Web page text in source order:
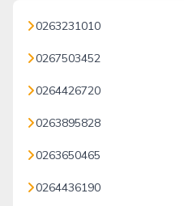
0263231010
0267503452
0264426720
0263895828
0263650465
0264436190